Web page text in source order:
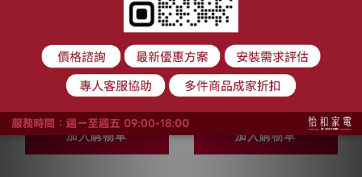
LG樂金 18公斤蒸洗脫
滾筒洗衣機+10公斤免
曬衣乾衣機 WD-
S18NW+WR-100VW
NT$64,000
NT$77,800
加入購物車
LG樂金 15公斤蒸洗脫
滾筒洗衣機+10公斤免
曬衣乾衣機 WD-
S15NW+WR-100VW
NT$60,300
NT$74,800
加入購物車